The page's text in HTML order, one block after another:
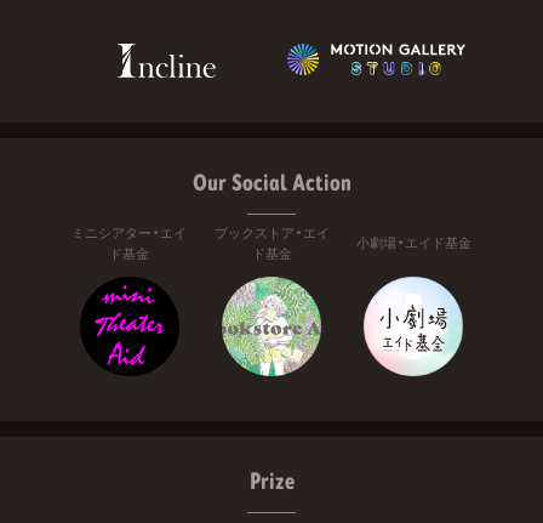
Our Social Action
ミニシアター・エイ
ド基金
ブックストア・エイ
ド基金
小劇場・エイド基金
Prize